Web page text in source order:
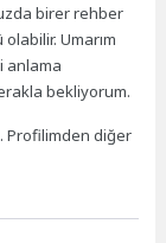
birer rehber
Umarım
anlama
bekliyorum.
Profilimden diğer